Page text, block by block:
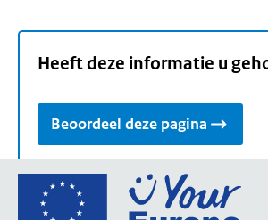
Heeft deze informatie u
Beoordeel deze pagina
Ga